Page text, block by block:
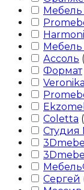
Мебель
Мебель
Ассоль (
Формат
Сoletta (
Студия
Сергей